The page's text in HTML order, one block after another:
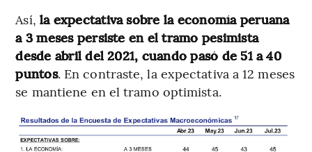
Así, la expectativa sobre la economía peruana
a 3 meses persiste en el tramo pesimista
desde abril del 2021, cuando pasó de 51 a 40
puntos. En contraste, la expectativa a 12 meses
se mantiene en el tramo optimista.